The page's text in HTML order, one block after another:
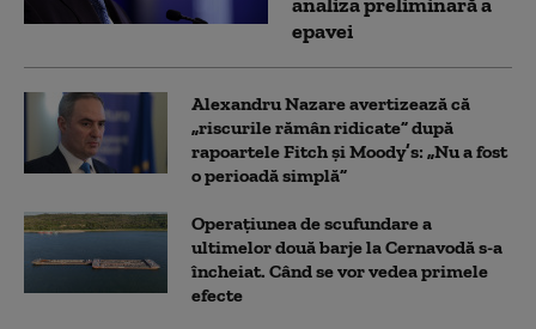
epavei
Alexandru Nazare avertizează că
„riscurile rămân ridicate” după
rapoartele Fitch și Moody’s: „Nu a fost
o perioadă simplă”
Operațiunea de scufundare a
ultimelor două barje la Cernavodă s-a
încheiat. Când se vor vedea primele
efecte